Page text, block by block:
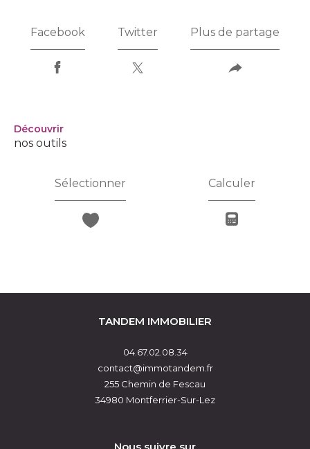
Facebook Twitter Plus de partage
découvrir
nos outils
Sélectionner Calculer
TANDEM IMMOBILIER
04.67.02.08.34
contact@immotandem.fr
255 Chemin de Fescau
34980
Montferrier-Sur-Lez